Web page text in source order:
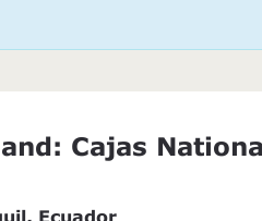
Cajas
Ecuador